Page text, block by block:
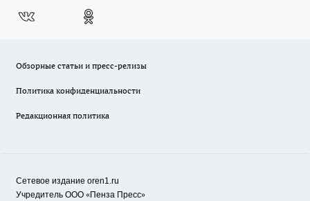
Обзорные статьи и пресс-релизы
Политика конфиденциальности
Редакционная политика
Сетевое издание oren1.ru
Учредитель ООО «Пенза Пресс»